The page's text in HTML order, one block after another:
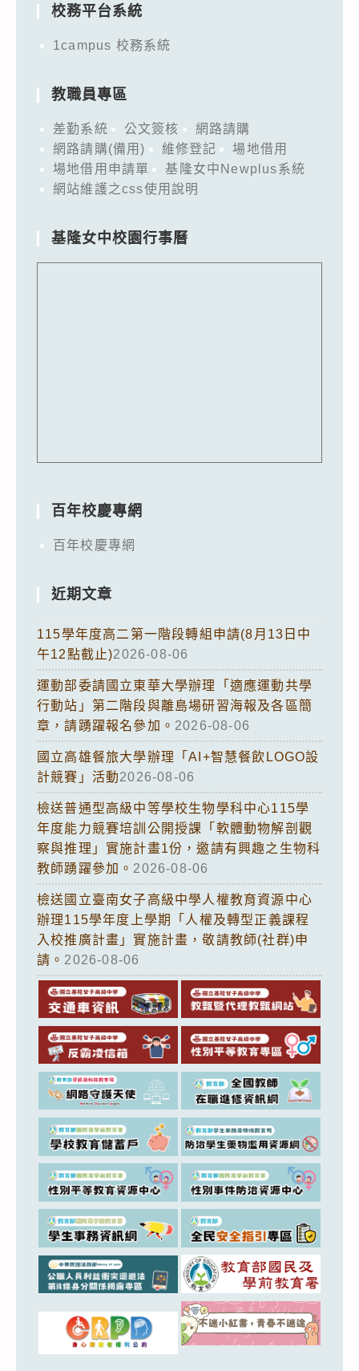
校務平台系統
1campus 校務系統
教職員專區
差勤系統 公文簽核
網路請購
網路請購(備用)
維修登記
場地借用
場地借用申請單
基隆女中Newplus系統
網站維護之css使用說明
基隆女中校園行事曆
百年校慶專網
百年校慶專網
近期文章
115學年度高二第一階段轉組申請(8月13日中
午12點截止)2026-08-06
運動部委請國立東華大學辦理「適應運動共學
行動站」第二階段與離島場研習海報及各區簡
章，請踴躍報名參加。 2026-08-06
國立高雄餐旅大學辦理「AI+智慧餐飲LOGO設
計競賽」活動2026-08-06
檢送普通型高級中等學校生物學科中心115學
年度能力競賽培訓公開授課「軟體動物解剖觀
察與推理」實施計畫1份，邀請有興趣之生物科
教師踴躍參加。 2026-08-06
檢送國立臺南女子高級中學人權教育資源中心
辦理115學年度上學期「人權及轉型正義課程
入校推廣計畫」實施計畫，敬請教師(社群)申
請。 2026-08-06